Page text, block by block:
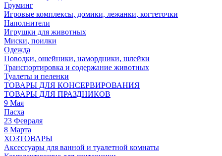
Груминг
Игровые комплексы, домики, лежанки, когтеточки
Наполнители
Игрушки для животных
Миски, поилки
Одежда
Поводки, ошейники, намордники, шлейки
Транспортировка и содержание животных
Туалеты и пеленки
ТОВАРЫ ДЛЯ КОНСЕРВИРОВАНИЯ
ТОВАРЫ ДЛЯ ПРАЗДНИКОВ
9 Мая
Пасха
23 Февраля
8 Марта
ХОЗТОВАРЫ
Аксессуары для ванной и туалетной комнаты